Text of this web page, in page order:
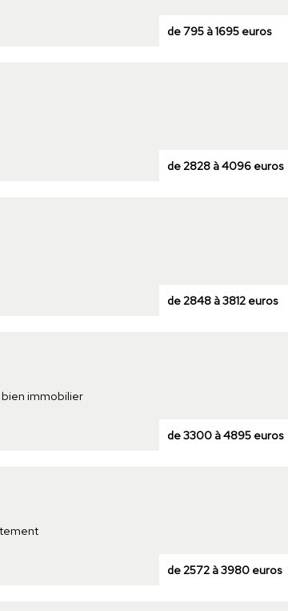
de 795 à 1695 euros
de 2828 à 4096 euros
de 2848 à 3812 euros
immobilier
de 3300 à 4895 euros
de 2572 à 3980 euros